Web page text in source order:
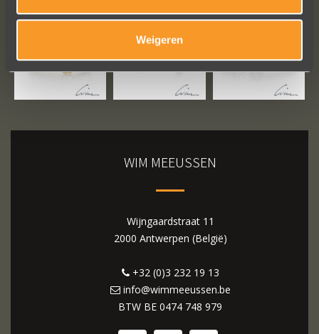
Weigeren
WIM MEEUSSEN
Wijngaardstraat 11
2000 Antwerpen (België)
+32 (0)3 232 19 13
info@wimmeeussen.be
BTW BE 0474 748 979